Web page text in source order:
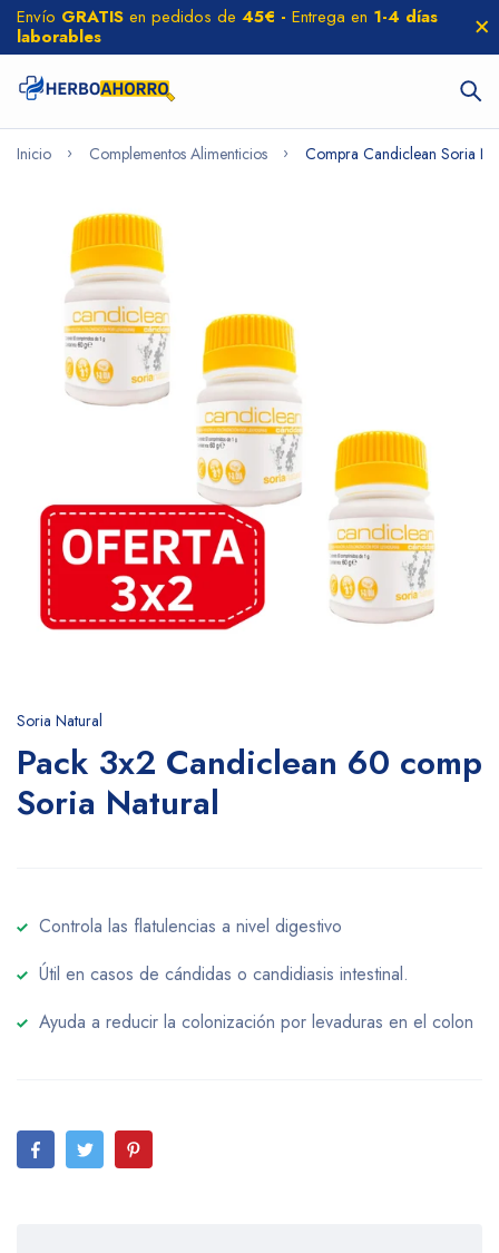
Envío GRATIS en pedidos de 45€ - Entrega en 1-4 días
laborables
Inicio Complementos Alimenticios Compra Candiclean Soria
Soria Natural
Pack 3x2 Candiclean 60 comp
Soria Natural
Controla las flatulencias a nivel digestivo
Útil en casos de cándidas o candidiasis intestinal.
Ayuda a reducir la colonización por levaduras en el colon